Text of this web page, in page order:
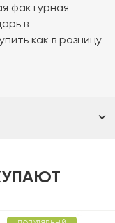
фактурная
в
как в розницу